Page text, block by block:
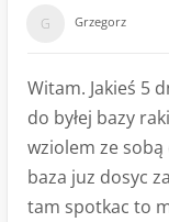
Grzegorz
Witam. Jakieś 5
do byłej bazy
wziolem ze
baza juz dosyc
tam spotkac to